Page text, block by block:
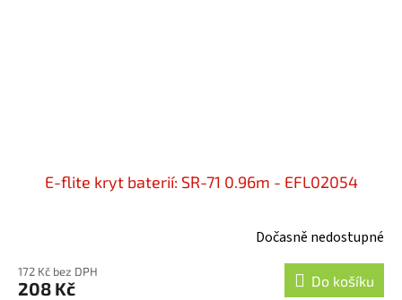
E-flite kryt baterií: SR-71 0.96m - EFL02054
Dočasně nedostupné
172 Kč bez DPH
208 Kč Do košíku